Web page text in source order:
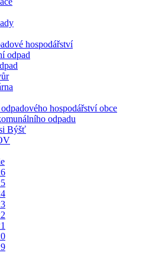
hospodářství
odpad
hospodářství obce
odpadu
Býšť